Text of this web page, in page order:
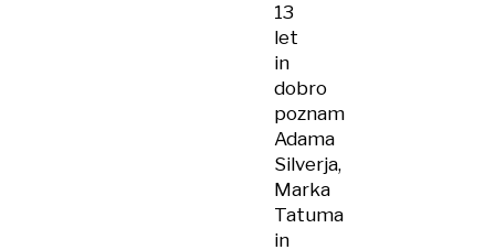
13
let
in
dobro
poznam
Adama
Silverja,
Marka
Tatuma
in